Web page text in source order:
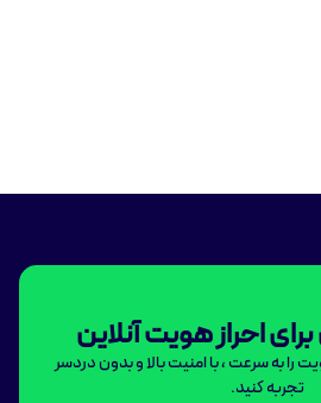
احراز هویت آنلاین
را به سرعت ، با امنیت بالا و بدون دردسر
تجربه کنید.